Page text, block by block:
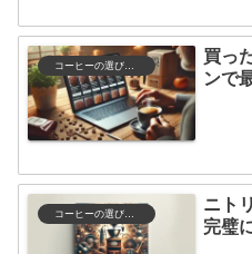
コーヒーの選び方と保存
買っ
ンで
コーヒーの選び方と保存
ニト
完璧